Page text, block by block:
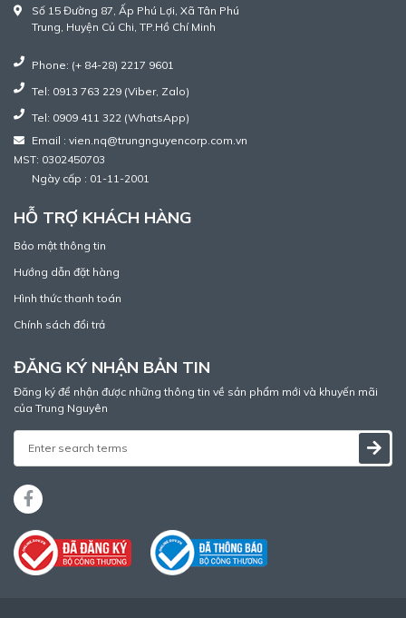
Số 15 Đường 87, Ấp Phú Lợi, Xã Tân Phú
Trung, Huyện Củ Chi, TP.Hồ Chí Minh
Phone: (+ 84-28) 2217 9601
Tel: 0913 763 229 (Viber, Zalo)
Tel: 0909 411 322 (WhatsApp)
Email : vien.nq@trungnguyencorp.com.vn
MST: 0302450703
Ngày cấp : 01-11-2001
HỖ TRỢ KHÁCH HÀNG
Bảo mật thông tin
Hướng dẫn đặt hàng
Hình thức thanh toán
Chính sách đổi trả
ĐĂNG KÝ NHẬN BẢN TIN
Đăng ký để nhận được những thông tin về sản phẩm mới và khuyến mãi
của Trung Nguyên